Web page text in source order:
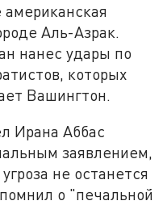
Аль-Азрак.
нанес удары по
которых
Вашингтон.
Ирана Аббас
заявлением,
не останется
о "печальной